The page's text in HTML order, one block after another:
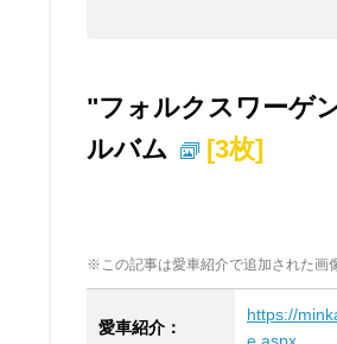
"フォルクスワーゲ
ルバム
[3枚]
※この記事は愛車紹介で追加された画
愛車紹介：
https://